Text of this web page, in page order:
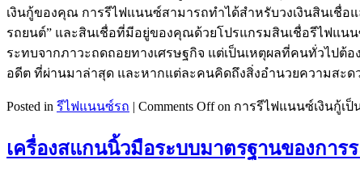
เงินกู้ของคุณ การรีไฟแนนซ์สามารถทำได้สำหรับวงเงินสินเชื่
รถยนต์” และสินเชื่อที่มีอยู่ของคุณด้วยโปรแกรมสินเชื่อรีไฟแน
ระทบจากภาวะถดถอยทางเศรษฐกิจ แต่เป็นเหตุผลที่คนทั่วไปต้
อดีต ที่ผ่านมาล่าสุด และหากแต่ละคนคิดถึงสิ่งอำนวยความสะด
Posted in รีไฟแนนซ์รถ | Comments Offon การรีไฟแนนซ์เงินกู้เ
เครื่องสแกนนิ้วมือระบบมาตรฐานของกา